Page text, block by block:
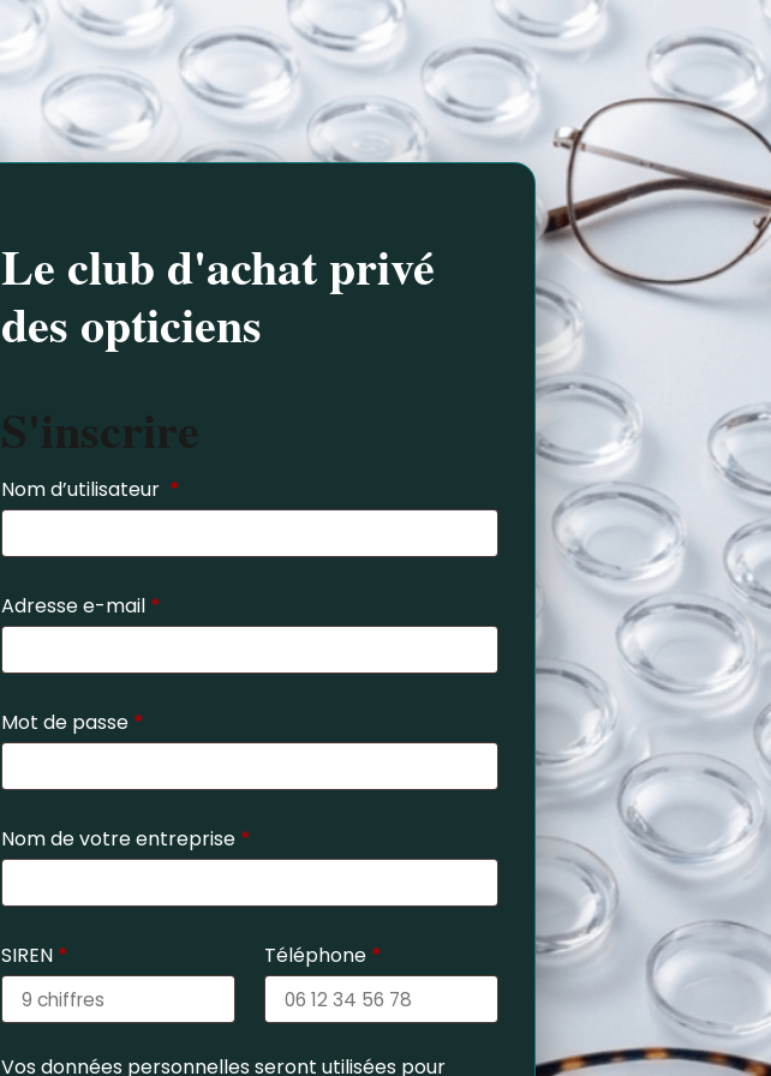
Le club d'achat privé
des opticiens
S'inscrire
Nom d’utilisateur *
Adresse e-mail *
Mot de passe *
Nom de votre entreprise *
SIREN * Téléphone *
Vos données personnelles seront utilisées pour